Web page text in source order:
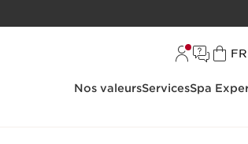
FR
Nos valeursServicesSpa